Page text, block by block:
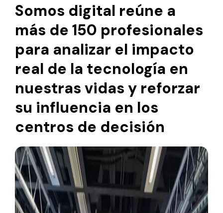
Somos digital reúne a
más de 150 profesionales
para analizar el impacto
real de la tecnología en
nuestras vidas y reforzar
su influencia en los
centros de decisión